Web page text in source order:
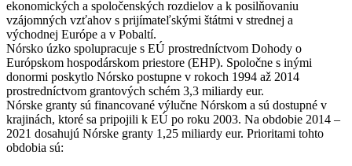
ekonomických a spoločenských rozdielov a k posilňovaniu
vzájomných vzťahov s prijímateľskými štátmi v strednej a
východnej Európe a v Pobaltí.
Nórsko úzko spolupracuje s EÚ prostredníctvom Dohody o
Európskom hospodárskom priestore (EHP). Spoločne s inými
donormi poskytlo Nórsko postupne v rokoch 1994 až 2014
prostredníctvom grantových schém 3,3 miliardy eur.
Nórske granty sú financované výlučne Nórskom a sú dostupné v
krajinách, ktoré sa pripojili k EÚ po roku 2003. Na obdobie 2014 –
2021 dosahujú Nórske granty 1,25 miliardy eur. Prioritami tohto
obdobia sú: